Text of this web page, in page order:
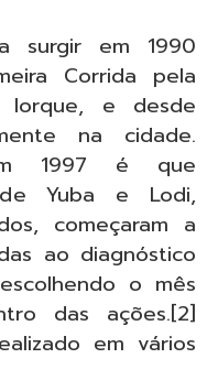
surgir em 1990
Corrida pela
Iorque, e desde
na cidade.
1997 é que
Yuba e Lodi,
começaram a
ao diagnóstico
o mês
das ações.[2]
em vários